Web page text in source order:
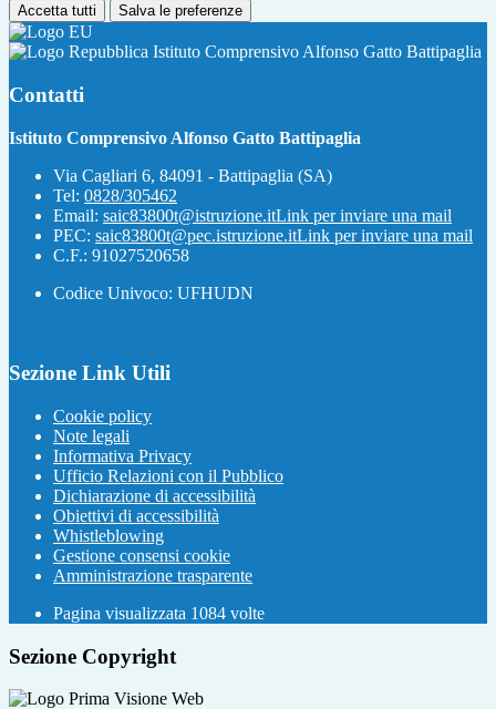
Accetta tutti Salva le preferenze
Istituto Comprensivo Alfonso Gatto Battipaglia
Contatti
Istituto Comprensivo Alfonso Gatto Battipaglia
Via Cagliari 6, 84091 - Battipaglia (SA)
Tel: 0828/305462
Email: saic83800t@istruzione.itLink per inviare una mail
PEC: saic83800t@pec.istruzione.itLink per inviare una mail
C.F.: 91027520658
Codice Univoco: UFHUDN
Sezione Link Utili
Cookie policy
Note legali
Informativa Privacy
Ufficio Relazioni con il Pubblico
Dichiarazione di accessibilità
Obiettivi di accessibilità
Whistleblowing
Gestione consensi cookie
Amministrazione trasparente
Pagina visualizzata 1084 volte
Sezione Copyright